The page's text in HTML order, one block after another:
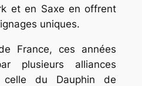
et en Saxe en offrent
uniques.
France, ces années
plusieurs alliances
celle du Dauphin de